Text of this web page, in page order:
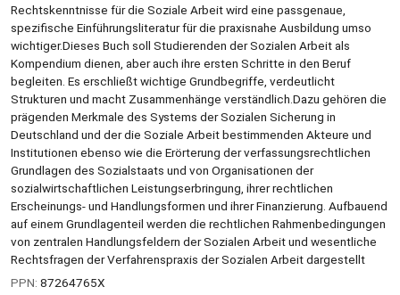
Rechtskenntnisse für die Soziale Arbeit wird eine passgenaue,
spezifische Einführungsliteratur für die praxisnahe Ausbildung umso
wichtiger.Dieses Buch soll Studierenden der Sozialen Arbeit als
Kompendium dienen, aber auch ihre ersten Schritte in den Beruf
begleiten. Es erschließt wichtige Grundbegriffe, verdeutlicht
Strukturen und macht Zusammenhänge verständlich.Dazu gehören die
prägenden Merkmale des Systems der Sozialen Sicherung in
Deutschland und der die Soziale Arbeit bestimmenden Akteure und
Institutionen ebenso wie die Erörterung der verfassungsrechtlichen
Grundlagen des Sozialstaats und von Organisationen der
sozialwirtschaftlichen Leistungserbringung, ihrer rechtlichen
Erscheinungs- und Handlungsformen und ihrer Finanzierung. Aufbauend
auf einem Grundlagenteil werden die rechtlichen Rahmenbedingungen
von zentralen Handlungsfeldern der Sozialen Arbeit und wesentliche
Rechtsfragen der Verfahrenspraxis der Sozialen Arbeit dargestellt
PPN: 87264765X